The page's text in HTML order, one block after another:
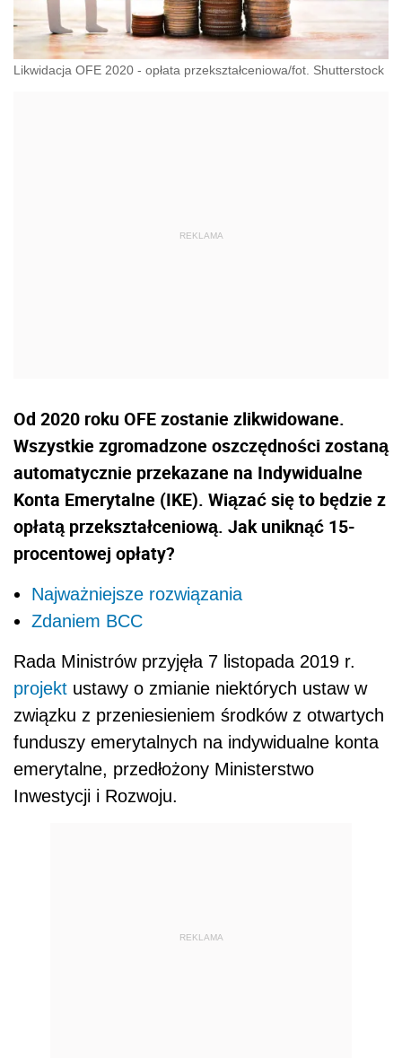
Likwidacja OFE 2020 - opłata przekształceniowa/fot. Shutterstock
Od 2020 roku OFE zostanie zlikwidowane.
Wszystkie zgromadzone oszczędności zostaną
automatycznie przekazane na Indywidualne
Konta Emerytalne (IKE). Wiązać się to będzie z
opłatą przekształceniową. Jak uniknąć 15-
procentowej opłaty?
Najważniejsze rozwiązania
Zdaniem BCC
Rada Ministrów przyjęła 7 listopada 2019 r.
projekt ustawy o zmianie niektórych ustaw w
związku z przeniesieniem środków z otwartych
funduszy emerytalnych na indywidualne konta
emerytalne, przedłożony Ministerstwo
Inwestycji i Rozwoju.
REKLAMA